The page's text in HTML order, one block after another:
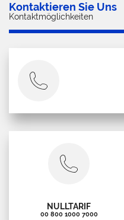
Kontaktieren Sie Uns
Kontaktmöglichkeiten
NULLTARIF
00 800 1000 7000